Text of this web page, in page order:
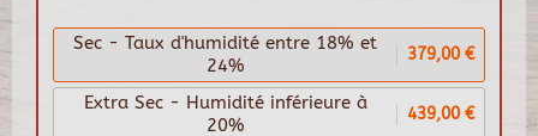
Sec - Taux d'humidité entre 18% et
24%
379,00 €
Extra Sec - Humidité inférieure à
20%
439,00 €